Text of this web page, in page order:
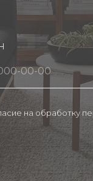
на обработку